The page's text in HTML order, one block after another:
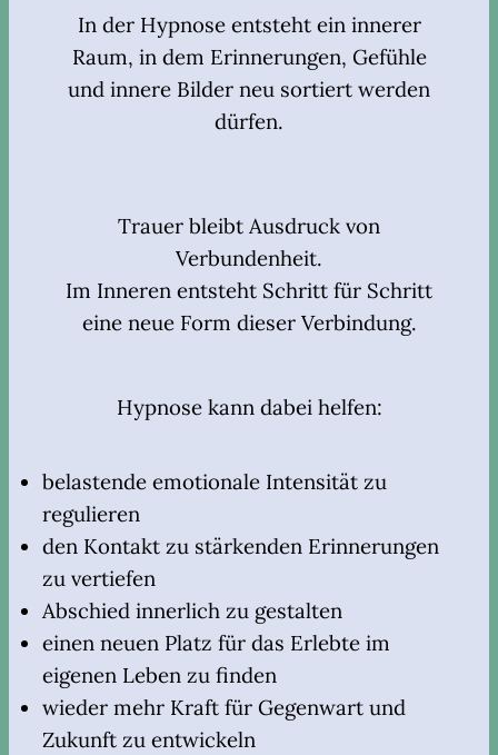
In der Hypnose entsteht ein innerer
Raum, in dem Erinnerungen, Gefühle
und innere Bilder neu sortiert werden
dürfen.
Trauer bleibt Ausdruck von
Verbundenheit.
Im Inneren entsteht Schritt für Schritt
eine neue Form dieser Verbindung.
Hypnose kann dabei helfen:
belastende emotionale Intensität zu
regulieren
den Kontakt zu stärkenden Erinnerungen
zu vertiefen
Abschied innerlich zu gestalten
einen neuen Platz für das Erlebte im
eigenen Leben zu finden
wieder mehr Kraft für Gegenwart und
Zukunft zu entwickeln